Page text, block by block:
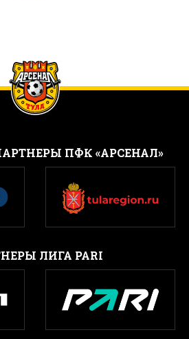
ПФК «АРСЕНАЛ»
ЛИГА PARI